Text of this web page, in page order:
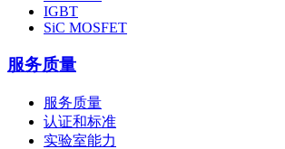
IGBT
SiC MOSFET
服务质量
服务质量
认证和标准
实验室能力